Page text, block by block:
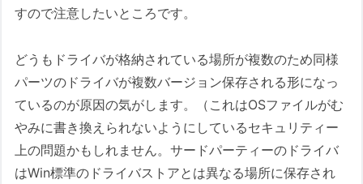
すので注意したいところです。
どうもドライバが格納されている場所が複数のため同様
パーツのドライバが複数バージョン保存される形になっ
ているのが原因の気がします。（これはOSファイルがむ
やみに書き換えられないようにしているセキュリティー
上の問題かもしれません。サードパーティーのドライバ
はWin標準のドライバストアとは異なる場所に保存され